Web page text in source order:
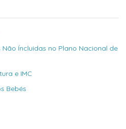
Íncluidas no Plano Nacional de
e IMC
Bebés